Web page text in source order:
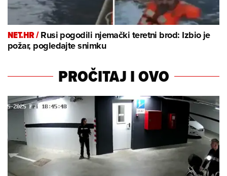
NET.HR /Rusi pogodili njemački teretni brod: Izbio je
požar, pogledajte snimku
PROČITAJ I OVO